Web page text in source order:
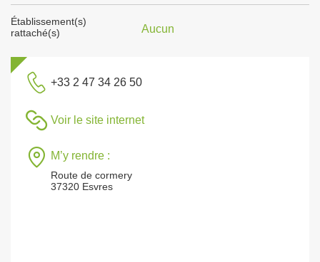
Établissement(s)
rattaché(s)
Aucun
+33 2 47 34 26 50
Voir le site internet
M’y rendre :
Route de cormery
37320 Esvres